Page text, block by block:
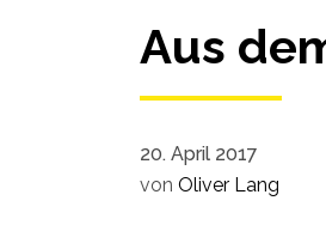
Aus
20. April 2017
von Oliver Lang